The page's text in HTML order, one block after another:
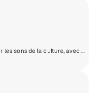
Hip-Hop Nation fait retentir les sons de la culture, avec des succès de Kendrick Lamar, J. Cole, 21 Savage, Drake, Cardi B et +.